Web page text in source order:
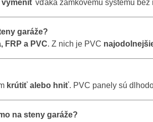
vymeniťvďaka zámkovému systému bez
garáže?
FRP a PVC. Z nich je PVC
krútiť alebo hniť. PVC panely sú
na steny garáže?